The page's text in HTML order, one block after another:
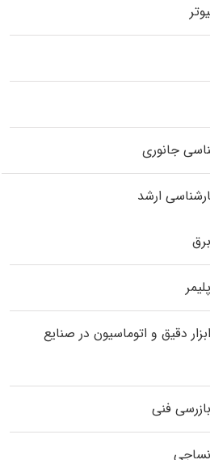
جانوری
ارشد
دقیق و اتوماسیون در صنایع
فنی